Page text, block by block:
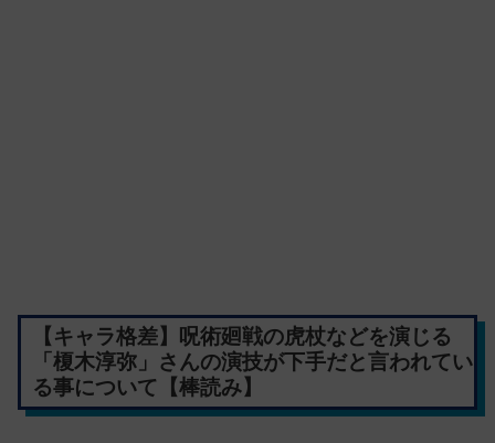
【キャラ格差】呪術廻戦の虎杖などを演じる
「榎木淳弥」さんの演技が下手だと言われてい
る事について【棒読み】